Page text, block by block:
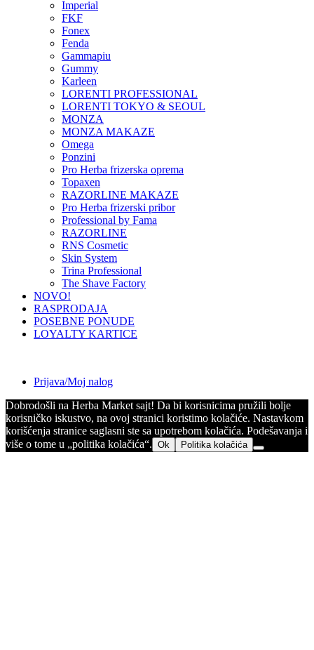
Imperial
FKF
Fonex
Fenda
Gammapiu
Gummy
Karleen
LORENTI PROFESSIONAL
LORENTI TOKYO & SEOUL
MONZA
MONZA MAKAZE
Omega
Ponzini
Pro Herba frizerska oprema
Topaxen
RAZORLINE MAKAZE
Pro Herba frizerski pribor
Professional by Fama
RAZORLINE
RNS Cosmetic
Skin System
Trina Professional
The Shave Factory
NOVO!
RASPRODAJA
POSEBNE PONUDE
LOYALTY KARTICE
Prijava/Moj nalog
Dobrodošli na Herba Market sajt! Da bi korisnicima pružili bolje
korisničko iskustvo, na ovoj stranici koristimo kolačiće. Nastavkom
korišćenja stranice saglasni ste sa upotrebom kolačića. Podešavanja i
više o tome u „politika kolačića“. Ok Politika kolačića